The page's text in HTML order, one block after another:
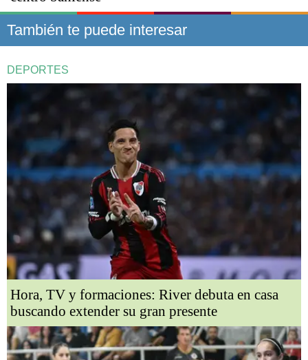
También te puede interesar
DEPORTES
Hora, TV y formaciones: River debuta en casa
buscando extender su gran presente